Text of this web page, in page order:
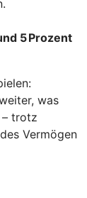
5 Prozent
was
– trotz
Vermögen